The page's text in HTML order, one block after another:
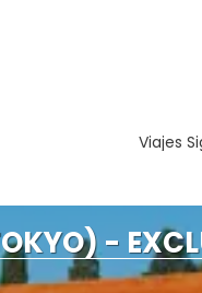
Viajes
-